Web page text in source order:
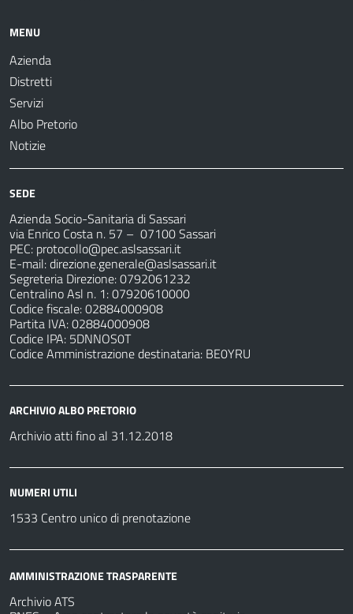
MENU
Azienda
Distretti
Servizi
Albo Pretorio
Notizie
SEDE
Azienda Socio-Sanitaria di Sassari
via Enrico Costa n. 57 – 07100 Sassari
PEC: protocollo@pec.aslsassari.it
E-mail:direzione.generale@aslsassari.it
Segreteria Direzione: 0792061232
Centralino Asl n. 1: 07920610000
Codice fiscale: 02884000908
Partita IVA: 02884000908
Codice IPA: 5DNNOS0T
Codice Amministrazione destinataria: BE0YRU
ARCHIVIO ALBO PRETORIO
Archivio atti fino al 31.12.2018
NUMERI UTILI
1533 Centro unico di prenotazione
AMMINISTRAZIONE TRASPARENTE
Archivio ATS